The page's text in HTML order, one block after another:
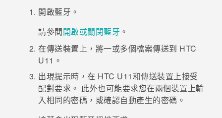
VIVELAND
開啟藍牙 。
請參閱開啟或關閉藍牙 。
在傳送裝置上，將一或多個檔案傳送到 HTC
U11 。
出現提示時，在 HTC U11和傳送裝置上接受
配對要求。 此外也可能要求您在兩個裝置上輸
入相同的密碼，或確認自動產生的密碼。